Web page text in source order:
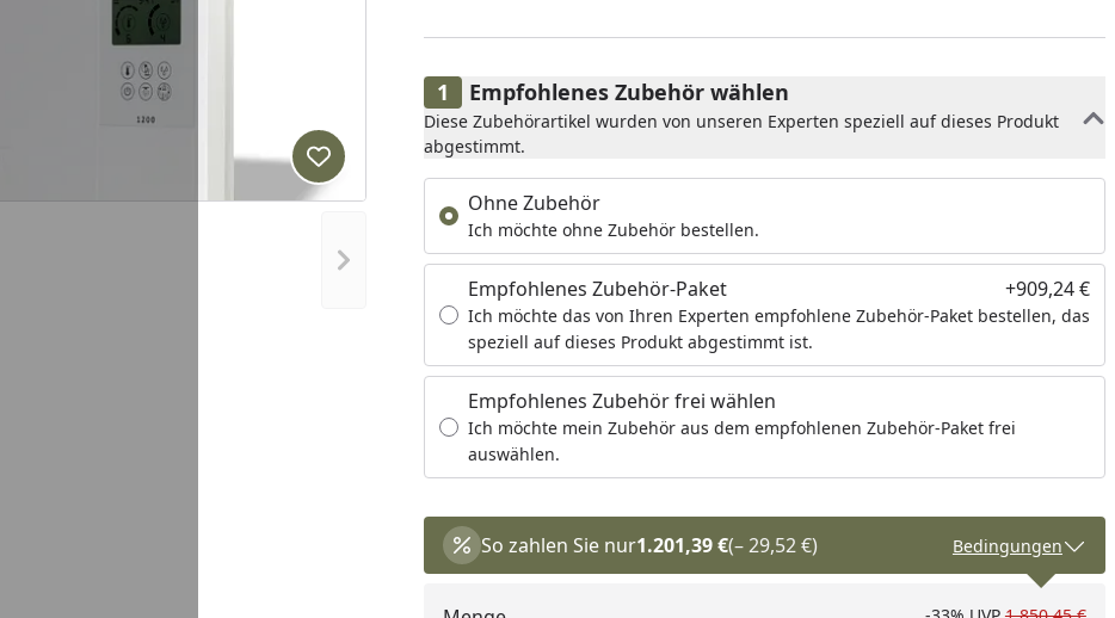
Nächstes Bild anzeigen
Produkt zur Wunschliste hinzufügen
Empfohlenes Zubehör wählen
Diese Zubehörartikel wurden von unseren Experten speziell auf dieses Produkt
abgestimmt.
Ohne Zubehör
Ich möchte ohne Zubehör bestellen.
Empfohlenes Zubehör-Paket +909,24 €
Ich möchte das von Ihren Experten empfohlene Zubehör-Paket bestellen, das
speziell auf dieses Produkt abgestimmt ist.
Empfohlenes Zubehör frei wählen
Ich möchte mein Zubehör aus dem empfohlenen Zubehör-Paket frei
auswählen.
So zahlen Sie nur1.201,39 €(– 29,52 €) Bedingungen